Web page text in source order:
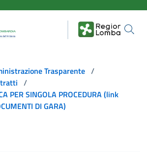
Trasparente /
/
PER SINGOLA PROCEDURA (link
DI GARA)